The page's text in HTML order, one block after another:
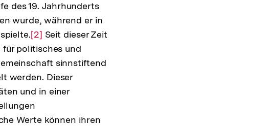
des 19. Jahrhunderts
wurde, während er in
Zur
Auflösung
der
Fußnote
[2] Seit dieser Zeit
politisches und
sinnstiftend
werden. Dieser
und in einer
Werte können ihren